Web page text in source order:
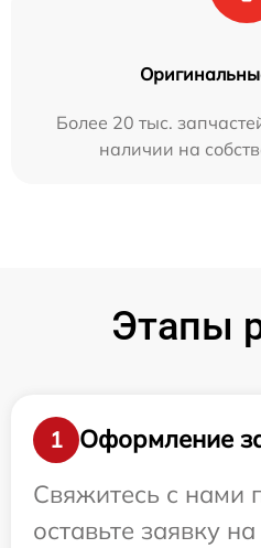
Более 20 тыс.
наличии на
Этапы
1
Оформление
Свяжитесь с нами
оставьте заявку